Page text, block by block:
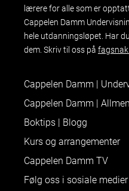
lærere for alle som er
Cappelen Damm
hele utdanningsløpet. Har
dem. Skriv til oss på
Cappelen Damm |
Cappelen Damm |
Boktips | Blogg
Kurs og arrangementer
Cappelen Damm TV
Følg oss i sosiale medier